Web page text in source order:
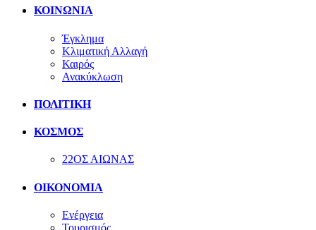
ΚΟΙΝΩΝΙΑ
Έγκλημα
Κλιματική Αλλαγή
Καιρός
Ανακύκλωση
ΠΟΛΙΤΙΚΗ
ΚΟΣΜΟΣ
22ΟΣ ΑΙΩΝΑΣ
ΟΙΚΟΝΟΜΙΑ
Ενέργεια
Τουρισμός